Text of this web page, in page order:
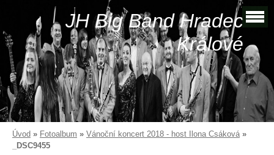
JH Big Band Hradec
Králové
Úvod » Fotoalbum » Vánoční koncert 2018 - host Ilona Csáková»
_DSC9455